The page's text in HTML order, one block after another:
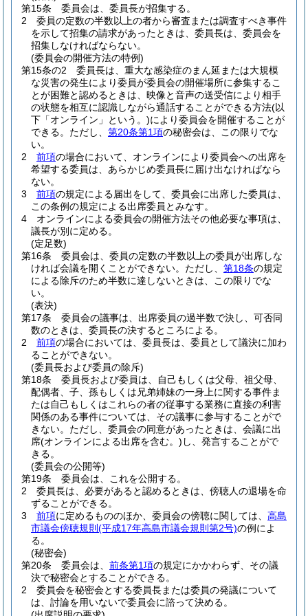
第15条
委員会は、委員長が招集する。
2
委員の定数の半数以上の者から審査または調査すべき事件
を示して招集の請求があったときは、委員長は、委員会を
招集しなければならない。
(委員会の開催方法の特例)
第15条の2
委員長は、重大な感染症のまん延または大規模
な災害の発生により委員が委員会の開催場所に参集するこ
とが困難と認めるときは、映像と音声の送受信により相手
の状態を相互に認識しながら通話することができる方法(以
下「オンライン」という。)により委員会を開催することが
できる。 ただし、 第20条第1項の秘密会は、この限りでな
い。
2
前項の場合において、オンラインにより委員会への出席を
希望する委員は、あらかじめ委員長に届け出なければなら
ない。
3
前項の規定による届出をして、委員会に出席した委員は、
この条例の規定による出席委員とみなす。
4
オンラインによる委員会の開催方法その他必要な事項は、
議長が別に定める。
(定足数)
第16条
委員会は、委員の定数の半数以上の委員が出席しな
ければ会議を開くことができない。 ただし、 第18条の規定
による除斥のため半数に達しないときは、この限りでな
い。
(表決)
第17条
委員会の議事は、出席委員の過半数で決し、可否同
数のときは、委員長の決するところによる。
2
前項の場合においては、委員長は、委員として議決に加わ
ることができない。
(委員長および委員の除斥)
第18条
委員長および委員は、自己もしくは父母、祖父母、
配偶者、子、孫もしくは兄弟姉妹の一身上に関する事件ま
たは自己もしくはこれらの者の従事する業務に直接の利害
関係のある事件については、その議事に参与することがで
きない。 ただし、委員会の同意があったときは、会議に出
席(オンラインによる出席を含む。) し、発言することがで
きる。
(委員会の公開等)
第19条
委員会は、これを公開する。
2
委員長は、必要があると認めるときは、傍聴人の退場を命
ずることができる。
3
前項に定めるもののほか、委員会の傍聴に関しては、 高島
市議会傍聴規則 (平成17年高島市議会規則第2号)の例によ
る。
(秘密会)
第20条
委員会は、 前条第1項の規定にかかわらず、その議
決で秘密会とすることができる。
2
委員会を秘密会とする委員長または委員の発議について
は、討論を用いないで委員会に諮って決める。